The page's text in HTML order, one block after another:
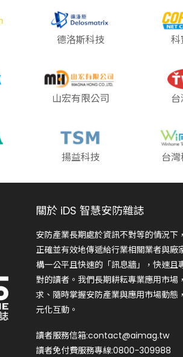
德洛斯科技 科
山宏有限公司
揚益科技 台
關於 iDS 智慧安防雜誌
安防產業長期處於資訊不對等的情況
正確並有效地傳遞給行業相關業者與
構一公平且快速的「訊息牆」，快速
對的讀者。我們長期耕耘專業應用市場
求、隨時掌握安防產業與應用市場動態
元化互動。
讀者服務信箱:contact@aimag.tw
讀者免付費服務專線:0800-309988